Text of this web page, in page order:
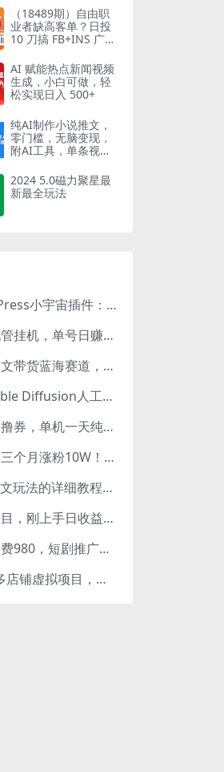
数据分析，打造自动
化业务
（18489期）自由职
业者缺高客单？日投
10 刀搞 FB+INS 广
00 刀！【原创双语字
幕】
AI 赋能热点新闻视频
生成，小白可做，轻
松实现日入 500+
纯AI制作小说推文，
零门槛，无脑变现，
附AI工具，单条视频
2024 5.0磁力聚星最
新最全玩法
WordPress小宇宙插件：为站长量身打造的网站性能与SEO优化插件
微信托管挂机，单号日赚50-80，项目操作简单（附无限注册实名微信号教程）
抖音图文带货蓝海赛道，每天只花2小时，小白轻松过万
MJ Stable Diffusion人工智能绘画与设计-第6期AIGC课程（35节）
拼多多撸券，单机一天纯利润480，下半年收益更高，不限设备，不限IP。
小红书三个月涨粉10W！AI英语视频0成本制作，每天轻松日入2000+
GPT爆文玩法的详细教程，今日头条原创文章玩法实操讲解，简单操作月入5000
网创项目，刚上手日收益300-500左右，熟悉后日收益1500-3000
外面收费980，短剧推广最新搬运玩法，几分钟一个作品，日入1000
拼多多店铺虚拟项目，教科书式操作玩法，轻松月入1000